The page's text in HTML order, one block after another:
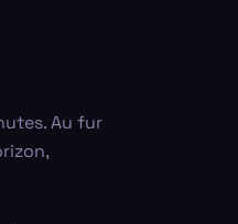
Au fur